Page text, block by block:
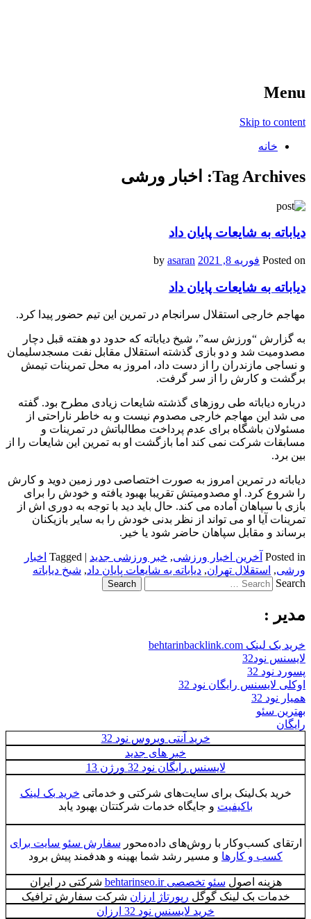
Menu
Skip to content
خانه
Tag Archives: اخبار ورشی
دیاباته به شایعات پایان داد
Posted on فوریه 8, 2021 asaran
دیاباته به شایعات پایان داد
مهاجم خارجی استقلال سرانجام در تمرین این تیم حضور پیدا کرد.
به گزارش “ورزش سه”، شیخ دیاباته که حدود دو هفته قبل دچار
مصدومیت شد و دو بازی گذشته استقلال مقابل نفت مسجدسلیمان
و نساجی مازندران را از دست داد، امروز به محل تمرینات تیمش
برگشت و کارش را از سر گرفت.
درباره دیاباته طی روزهای گذشته شایعات زیادی مطرح بود. گفته
می شد این مهاجم خارجی مصدوم نیست و به خاطر ناراحتی از
مسئولان باشگاه برای عدم پرداخت مطالباتش در تمرینات و
مسابقات شرکت نمی کند اما بازگشت او به تمرین این شایعات را از
بین برد.
دیاباته در تمرین امروز به صورت اختصاصی دور زمین دوید و کارش
را شروع کرد. او مصدومیتش تقریبا بهبود یافته و خودش را برای
بازی با سپاهان آماده می کند. حال باید دید با توجه به دوری اش از
تمرینات آیا او می تواند از نظر بدنی خودش را به سایر بازیکنان
برساند و مقابل سپاهان حاضر شود یا خیر.
Posted in آخرین اخبار ورزشی, خبر ورزشی جدید |
Tagged اخبار
ورشی, استقلال تهران, دیاباته به شایعات پایان داد, شیخ دیاباته
Search
مدیر :
خرید بک لینک behtarinbacklink.com
لایسنس نود32
پسورد نود 32
اوکلی لایسنس رایگان نود 32
همیار نود 32
بهترین سئو
رایگان
خرید آنتی ویروس نود 32
خبر های جدید
لایسنس رایگان نود 32 ورژن 13
خرید بک‌لینک برای سایت‌های شرکتی و خدماتی خرید بک لینک
باکیفیت و جایگاه خدمات شرکتتان بهبود یابد
ارتقای کسب‌وکار با روش‌های داده‌محور سفارش سئو سایت برای
کسب و کارها و مسیر رشد شما بهینه و هدفمند پیش برود
هزینه اصول سئو تخصصی behtarinseo.ir
شرکتی در ایران
خدمات بک لینک گوگل رپورتاژ ارزان شرکت سفارش ترافیک
خرید لایسنس نود 32 ارزان